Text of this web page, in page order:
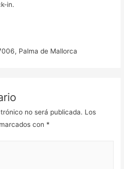
in.
Palma de Mallorca
no será publicada. Los
con *